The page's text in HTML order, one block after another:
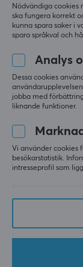
Turtle Beach
Atlas
Gaming
Multi-Platform -
(0)
Nödvändiga cookies
ska fungera korrekt
kunna spara saker i
spara språkval och
Analys
Dessa cookies
jobba med
liknande funktioner.
Vi använder cookies
besökarstatistik.
intresseprofil som